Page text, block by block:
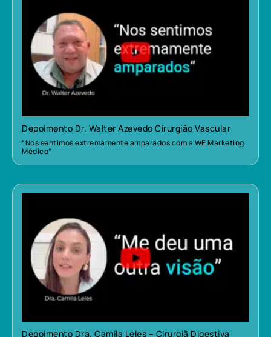
Depoimento Dr. Walter Azevedo Cirurgião Vascular
“Nos sentimos extremamente amparados com a WE Marketing
Médico”
Depoimento Dra. Camila Leles – Cirurgiã Digestiva